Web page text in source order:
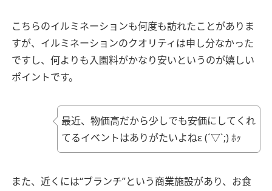
こちらのイルミネーションも何度も訪れたことがありま
すが、イルミネーションのクオリティは申し分なかった
ですし、何よりも入園料がかなり安いというのが嬉しい
ポイントです。
最近、物価高だから少しでも安価にしてくれ
てるイベントはありがたいよねε (´▽`;)ﾎｯ
また、近くには“ブランチ”という商業施設があり、お食